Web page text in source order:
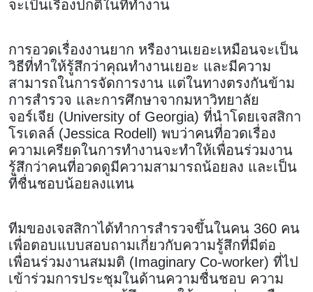
จะเป็นเรื่องปกติในที่ทำงาน
การอวดเรื่องงานยาก หรืองานเยอะเหมือนจะเป็น
วิธีที่ทำให้รู้สึกว่าคุณทำงานเยอะ และมีความ
สามารถในการจัดการงาน แต่ในทางตรงกันข้าม
การสำรวจ และการศึกษาจากมหาวิทยาลัย
จอร์เจีย (University of Georgia) ที่นำโดยเจสสิกา
โรเดลล์ (Jessica Rodell) พบว่าคนที่อวดเรื่อง
ความเครียดในการทำงานจะทำให้เพื่อนร่วมงาน
รู้สึกว่าคนที่อวดดูมีความสามารถน้อยลง และเป็น
ที่ชื่นชอบน้อยลงแทน
ทีมของเจสสิกาได้ทำการสำรวจขึ้นในคน 360 คน
เพื่อตอบแบบสอบถามเกี่ยวกับความรู้สึกที่มีต่อ
เพื่อนร่วมงานสมมติ (Imaginary Co-worker) ที่ไป
เข้าร่วมการประชุมในด้านความชื่นชอบ ความ